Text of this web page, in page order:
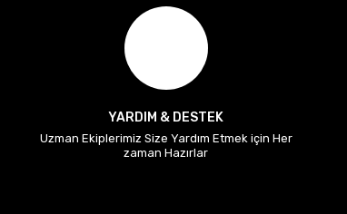
YARDIM & DESTEK
Uzman Ekiplerimiz Size Yardım Etmek için Her
zaman Hazırlar